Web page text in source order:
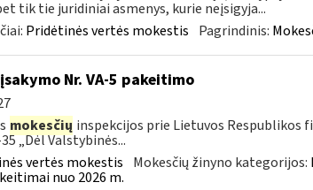
tik tie juridiniai asmenys, kurie neįsigyja...
Pridėtinės vertės mokestis Pagrindinis:
Nr. VA-5 pakeitimo
mokesčių inspekcijos prie Lietuvos Respublikos
„Dėl Valstybinės...
vertės mokestis Mokesčių žinyno kategorijos:
nuo 2026 m.